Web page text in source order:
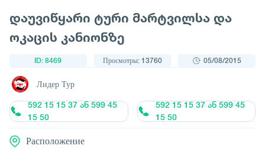
დაუვიწყარი ტური მარტვილსა და
ოკაცის კანიონზე
ID: 8469 Просмотры: 13760 05/08/2015
Лидер Тур
592 15 15 37 ან 599 45
15 50
592 15 15 37 ან 599 45
15 50
Расположение